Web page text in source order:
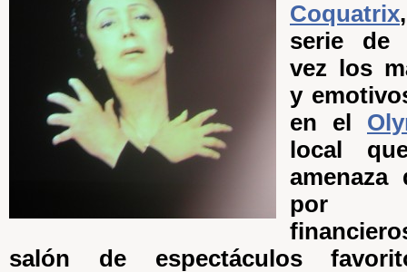
Coquatrix
serie de
vez los
y
en el
local
amenaza
por
salón de espectáculos